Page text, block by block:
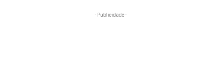
- Publicidade -